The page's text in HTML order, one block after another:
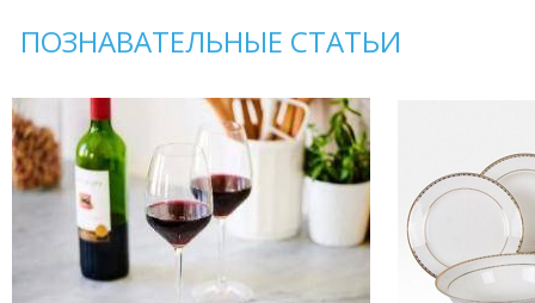
ПОЗНАВАТЕЛЬНЫЕ СТАТЬИ